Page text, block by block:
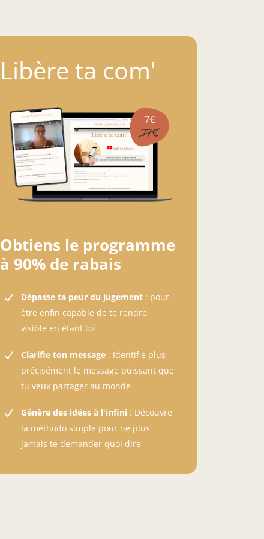
Libère ta com'
Obtiens le programme
à 90% de rabais
Dépasse ta peur du jugement : pour
être enfin capable de te rendre
visible en étant toi
Clarifie ton message : Identifie plus
précisément le message puissant que
tu veux partager au monde
Génère des idées à l'infini : Découvre
la méthodo simple pour ne plus
jamais te demander quoi dire